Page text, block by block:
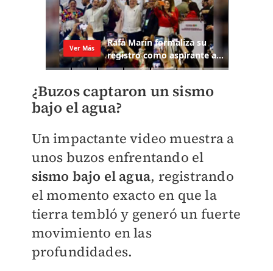
¿Buzos captaron un sismo
bajo el agua?
Un impactante video muestra a
unos buzos enfrentando el
sismo bajo el agua, registrando
el momento exacto en que la
tierra tembló y generó un fuerte
movimiento en las
profundidades.